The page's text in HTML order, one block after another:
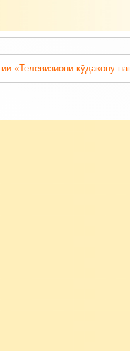
«Телевизиони кӯдакону